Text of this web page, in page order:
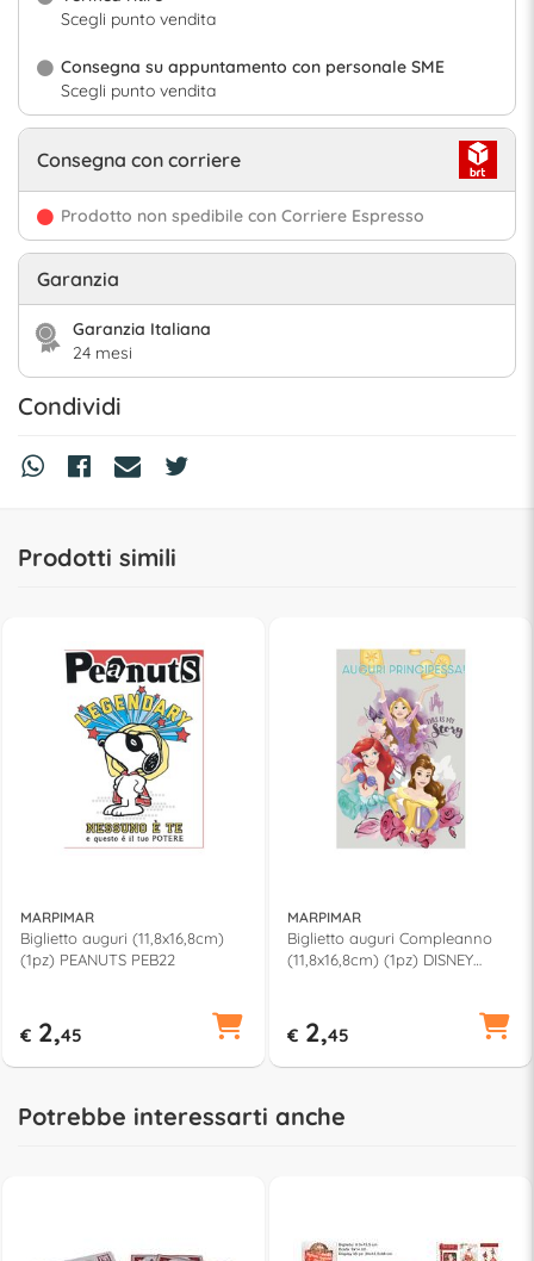
Scegli punto vendita
Consegna su appuntamento con personale SME
Scegli punto vendita
Consegna con corriere
Prodotto non spedibile con Corriere Espresso
Garanzia
Garanzia Italiana
24 mesi
Condividi
Prodotti simili
MARPIMAR
Biglietto auguri (11,8x16,8cm)
(1pz) PEANUTS PEB22
€ 2,45
MARPIMAR
Biglietto auguri Compleanno
(11,8x16,8cm) (1pz) DISNEY
€ 2,45
Potrebbe interessarti anche